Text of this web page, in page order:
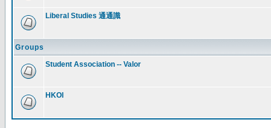
Liberal Studies 通通識
Groups
Student Association -- Valor
HKOI